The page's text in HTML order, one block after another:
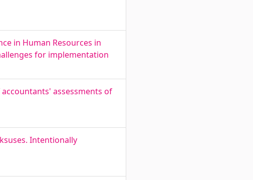
in Human Resources in
for implementation
assessments of
Intentionally